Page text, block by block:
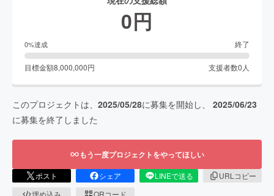
0円
0%達成 終了
目標金額8,000,000円 支援者数0 人
このプロジェクトは、 2025/05/28に募集を開始し、 2025/06/23
に募集を終了しました
もう一度プロジェクトをやってほしい
ポスト シェア LINEで送る
URLコピー